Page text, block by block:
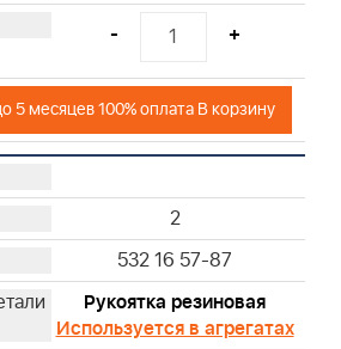
44
- +
5 месяцев 100% оплата В корзину
2
532 16 57-87
Рукоятка резиновая
Используется в агрегатах